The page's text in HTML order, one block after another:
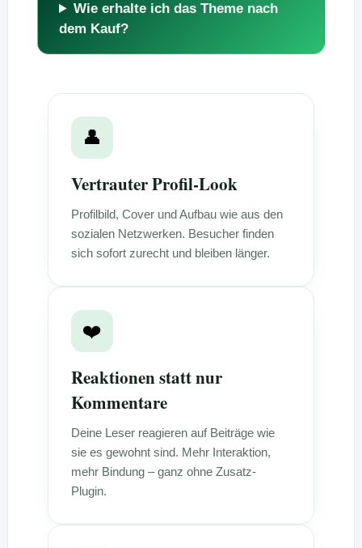
Wie erhalte ich das Theme nach
dem Kauf?
👤
Vertrauter Profil-Look
Profilbild, Cover und Aufbau wie aus den
sozialen Netzwerken. Besucher finden
sich sofort zurecht und bleiben länger.
❤️
Reaktionen statt nur
Kommentare
Deine Leser reagieren auf Beiträge wie
sie es gewohnt sind. Mehr Interaktion,
mehr Bindung – ganz ohne Zusatz-
Plugin.